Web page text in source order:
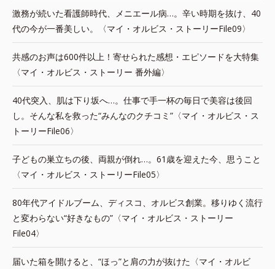
激務が続いた看護師時代、メニエール病…。辛い時期を抜け、40
代の今が一番美しい。〈マイ・オルビス・ストーリーFile09〉
共感のお声は600件以上！寄せられた感想・エピソードを大特集
〈マイ・オルビス・ストーリー 番外編〉
40代突入、肌は下り坂へ…。仕事で手一杯の毎日で美容は後回
し。そんな私を救った“みんなのクチコミ”〈マイ・オルビス・ス
トーリーFile06〉
子どもの巣立ちの後、両親が倒れ…。61歳を迎えた今、思うこと
〈マイ・オルビス・ストーリーFile05〉
80年代アイドルブーム、ディスコ、オルビス創業。移りゆく流行
と変わらない“好きなもの”〈マイ・オルビス・ストーリー
File04〉
届いた箱を開けると、“ほっ”と肩の力が抜けた〈マイ・オルビ